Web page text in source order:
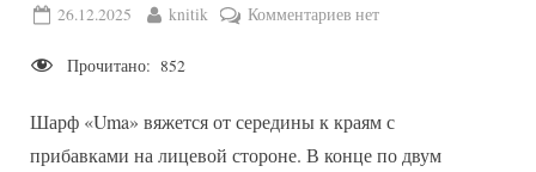
Posted
26.12.2025 By
knitik Комментариевк
Scarf
нет
Прочитано: 852
Шарф «Uma» вяжется от середины к краям с
прибавками на лицевой стороне. В конце по двум